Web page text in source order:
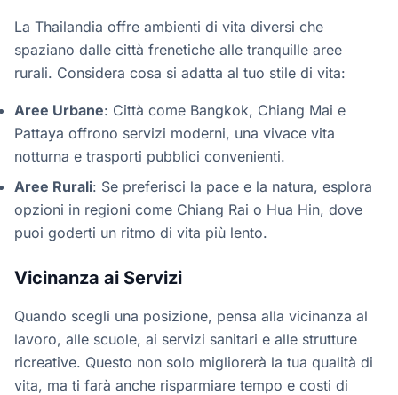
La Thailandia offre ambienti di vita diversi che
spaziano dalle città frenetiche alle tranquille aree
rurali. Considera cosa si adatta al tuo stile di vita:
Aree Urbane: Città come Bangkok, Chiang Mai e
Pattaya offrono servizi moderni, una vivace vita
notturna e trasporti pubblici convenienti.
Aree Rurali: Se preferisci la pace e la natura, esplora
opzioni in regioni come Chiang Rai o Hua Hin, dove
puoi goderti un ritmo di vita più lento.
Vicinanza ai Servizi
Quando scegli una posizione, pensa alla vicinanza al
lavoro, alle scuole, ai servizi sanitari e alle strutture
ricreative. Questo non solo migliorerà la tua qualità di
vita, ma ti farà anche risparmiare tempo e costi di